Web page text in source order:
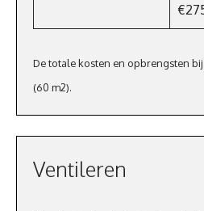
De totale kosten en opbrengsten
(60 m2).
Ventileren